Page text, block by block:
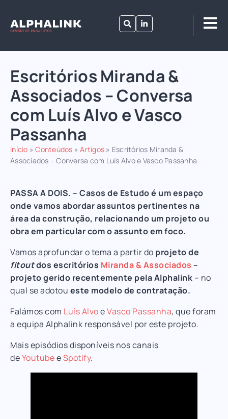
Escritórios Miranda &
Associados – Conversa
com Luís Alvo e Vasco
Passanha
Início »Conteúdos »Artigos » Escritórios Miranda &
Associados – Conversa com Luís Alvo e Vasco Passanha
PASSA A DOIS. – Casos de Estudo é um espaço
onde vamos abordar assuntos pertinentes na
área da construção, relacionando um projeto ou
obra em particular com o assunto em foco.
Vamos aprofundar o tema a partir do projeto de
fitoutdos escritórios Miranda & Associados –
projeto gerido recentemente pela Alphalink – no
qual se adotou este modelo de contratação.
Falámos com Luís AlvoeVasco Passanha, que foram
a equipa Alphalink responsável por este projeto.
Mais episódios disponíveis nos canais
deYoutubeeSpotify.